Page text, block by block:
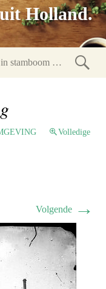
Holland.
Volledige
Volgende →